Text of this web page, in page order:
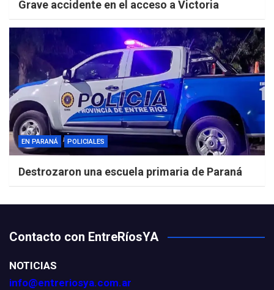
Grave accidente en el acceso a Victoria
EN PARANÁ POLICIALES
Destrozaron una escuela primaria de Paraná
Contacto con EntreRíosYA
NOTICIAS
info@entreriosya.com.ar